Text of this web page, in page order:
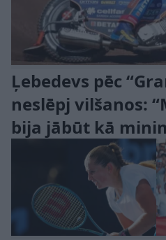
Ļebedevs pēc
neslēpj vilšanos:
bija jābūt kā